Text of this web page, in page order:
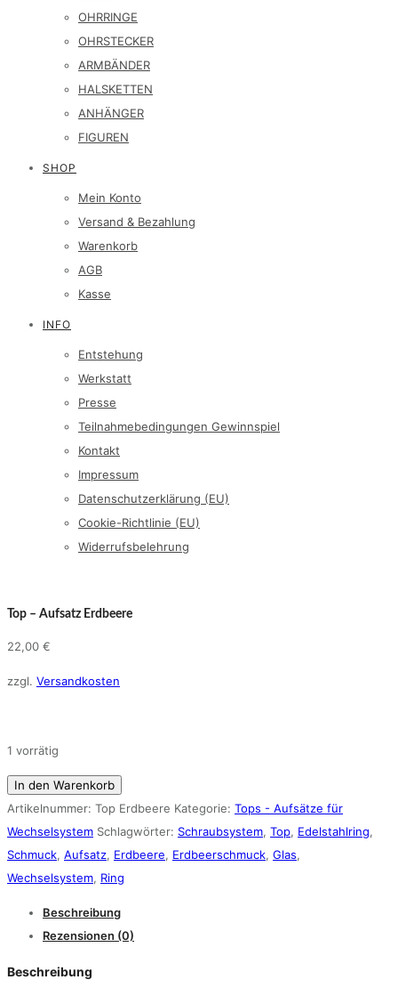
OHRRINGE
OHRSTECKER
ARMBÄNDER
HALSKETTEN
ANHÄNGER
FIGUREN
SHOP
Mein Konto
Versand & Bezahlung
Warenkorb
AGB
Kasse
INFO
Entstehung
Werkstatt
Presse
Teilnahmebedingungen Gewinnspiel
Kontakt
Impressum
Datenschutzerklärung (EU)
Cookie-Richtlinie (EU)
Widerrufsbelehrung
Top – Aufsatz Erdbeere
22,00 €
zzgl. Versandkosten
1 vorrätig
Top
-
Aufsatz
Erdbeere
Menge
In den Warenkorb
Artikelnummer: Top Erdbeere Kategorie: Tops - Aufsätze für
Wechselsystem Schlagwörter: Schraubsystem, Top, Edelstahlring,
Schmuck, Aufsatz, Erdbeere, Erdbeerschmuck, Glas,
Wechselsystem, Ring
Beschreibung
Rezensionen (0)
Beschreibung